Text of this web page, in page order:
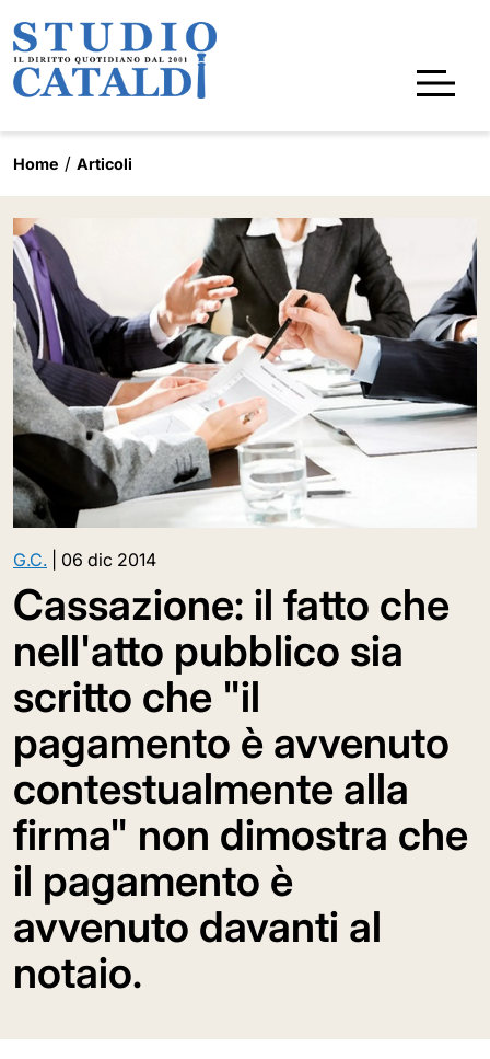
Home Articoli
G.C. 06 dic 2014
Cassazione: il fatto che
nell'atto pubblico sia
scritto che "il
pagamento è avvenuto
contestualmente alla
firma" non dimostra che
il pagamento è
avvenuto davanti al
notaio.